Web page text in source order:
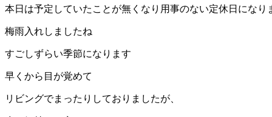
本日は予定していたことが無くなり用事のない定休日になり
梅雨入れしましたね
すごしずらい季節になります
早くから目が覚めて
リビングでまったりしておりましたが、